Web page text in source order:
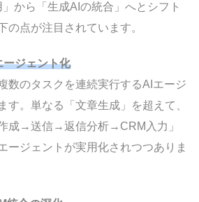
から「生成AIの統合」へとシフト
の点が注目されています。
ジェント化
数のタスクを連続実行するAIエージ
す。単なる「文章生成」を超えて、
成→送信→返信分析→CRM入力」
ージェントが実用化されつつありま